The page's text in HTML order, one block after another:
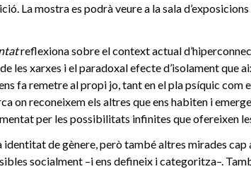
La mostra es podrà veure a la sala
reflexiona sobre el context actual
les xarxes i el paradoxal efecte d’isolament que
fa remetre al propi jo, tant en el pla psíquic com
on reconeixem els altres que ens habiten i
per les possibilitats infinites que ofereixen
de gènere, però també altres mirades cap
socialment –i ens defineix i categoritza–.